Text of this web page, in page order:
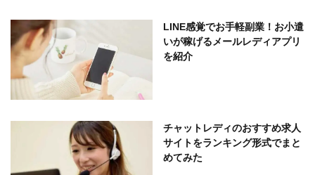
LINE感覚でお手軽副業！お小遣
いが稼げるメールレディアプリ
を紹介
チャットレディのおすすめ求人
サイトをランキング形式でまと
めてみた